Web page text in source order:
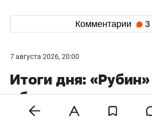
Комментарии 3
7 августа 2026, 20:00
Итоги дня: «Рубин»
объединился
с «Нефтехимиком»,